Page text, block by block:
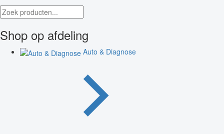
Shop op afdeling
Auto & Diagnose